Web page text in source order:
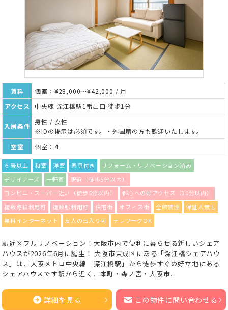
賃料
個室：¥28,000～¥42,000 / 月
アクセス
中央線 深江橋駅1番出口 徒歩1分
入居条件
男性 / 女性
※IDの掲示は必須です。・外国籍の方も歓迎いたします。
空室
個室：4
６畳以上 和室 洋室 家具付き
リフォーム・リノベーション済み
デザイナーズ
一軒家
駅近（徒歩5分以内）
コンビニ・スーパー近い（徒歩5分以内）
都心への好アクセス（30分以内）
複数路線利用可
複数駅利用可 住宅街 オフィス街 全館禁煙
保証人無し
無料インターネット
友人の出入り可 テレワークOK
駅近×フルリノベーション！大阪市内で便利に暮らせる新しいシェア
ハウスが2026年6月に誕生！ 大阪市東成区にある「深江橋シェアハウ
ス」は、大阪メトロ中央線「深江橋駅」から徒歩すぐの好立地にある
シェアハウスです駅から近く、本町・森ノ宮・大阪市...
詳細を見る この物件に問い合わせる